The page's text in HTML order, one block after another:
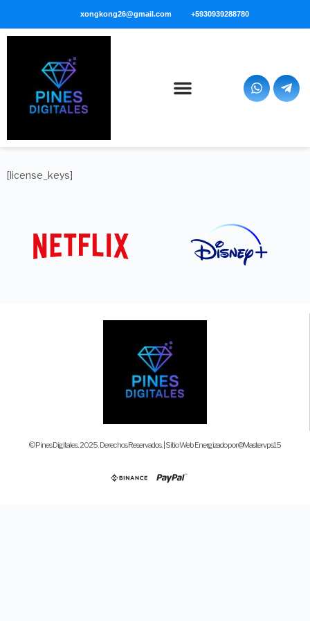
xongkong26@gmail.com +5930939288780
[license_keys]
© Pines Digitales. 2025. Derechos Reservados. | Sitio Web Energizado por @Mastervps15